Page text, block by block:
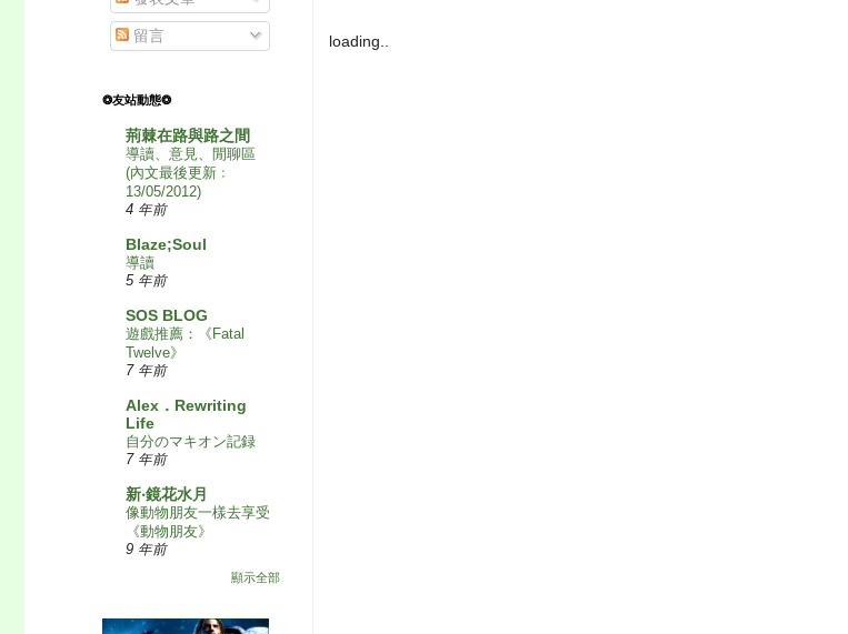
loading..
留言
❂友站動態❂
荊棘在路與路之間
導讀、意見、閒聊區
(內文最後更新﹕
13/05/2012)
4 年前
Blaze;Soul
導讀
5 年前
SOS BLOG
遊戲推薦：《Fatal
Twelve》
7 年前
Alex．Rewriting
Life
自分のマキオン記録
7 年前
新‧鏡花水月
像動物朋友一樣去享受
《動物朋友》
9 年前
顯示全部